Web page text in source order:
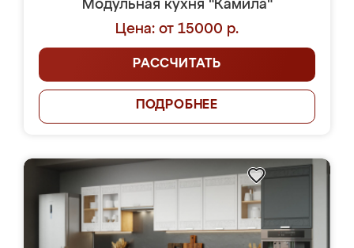
Модульная кухня "Камила"
Цена: от 15000 р.
РАССЧИТАТЬ
ПОДРОБНЕЕ